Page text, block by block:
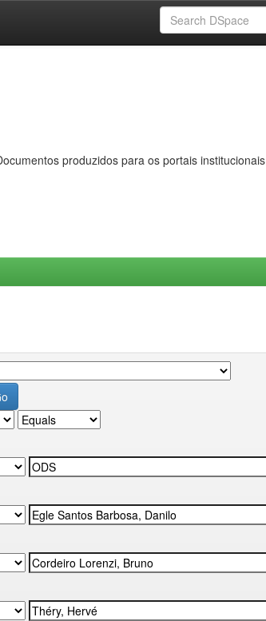
produzidos para os portais institucionais